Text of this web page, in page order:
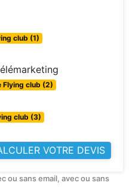
club (1)
Flying club (2)
club (3)
VOTRE DEVIS
ou sans email, avec ou sans